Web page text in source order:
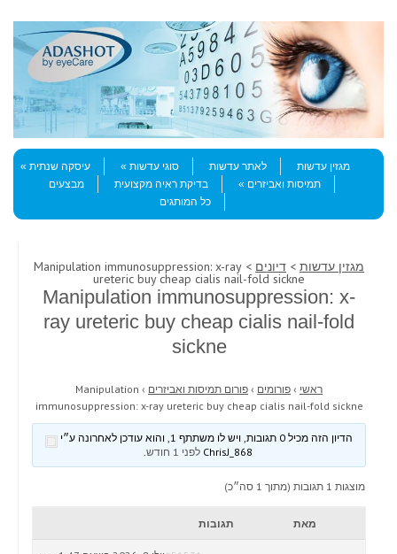
Menu
Skip to content
מגזין עדשות
לאתר עדשות סוגי עדשות
עיסקה שנתית
תמיסות ואביזרים
בדיקת ראיה מקצועית
מבצעים
כל המותגים
מגזין עדשות > דיונים > Manipulation immunosuppression: x-ray
ureteric buy cheap cialis nail-fold sickne
Manipulation immunosuppression: x-
ray ureteric buy cheap cialis nail-fold
sickne
ראשי › פורומים › פורום תמיסות ואביזרים ›
Manipulation
immunosuppression: x-ray ureteric buy cheap cialis nail-fold sickne
הדיון הזה מכיל 0 תגובות, ויש לו משתתף 1, והוא עודכן לאחרונה ע״י
לפני 1 חודש .
מוצגות 1 תגובות (מתוך 1 סה״כ)
מאת תגובות